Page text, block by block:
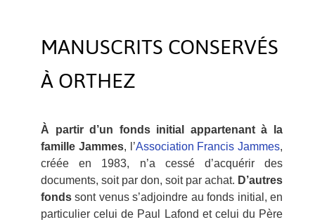
MANUSCRITS CONSERVÉS
À ORTHEZ
À partir d’un fonds initial appartenant à la
famille Jammes, l’Association Francis Jammes,
créée en 1983, n’a cessé d’acquérir des
documents, soit par don, soit par achat. D’autres
fonds sont venus s’adjoindre au fonds initial, en
particulier celui de Paul Lafond et celui du Père